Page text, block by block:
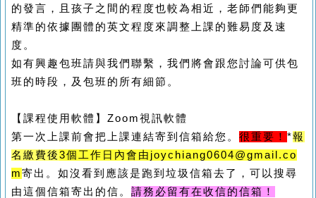
的發言，且孩子之間的程度也較為相近，老師們能夠更
精準的依據團體的英文程度來調整上課的難易度及速
度。
如有興趣包班請與我們聯繫，我們將會跟您討論可供包
班的時段，及包班的所有細節。
【課程使用軟體】 Zoom視訊軟體
第一次上課前會把上課連結寄到信箱給您。 很重要！ *報
名繳費後3個工作日 內會由joychiang0604@gmail.co
m寄出。如沒看到應該是跑到垃圾信箱去了，可以搜尋
由這個信箱寄出的信。 請務必留有在收信的信箱！